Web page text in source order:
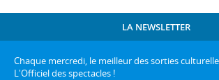
LA NEWSLETTER
Chaque mercredi, le meilleur des sorties
L'Officiel des spectacles !